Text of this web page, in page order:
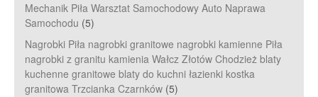
Mechanik Piła Warsztat Samochodowy Auto Naprawa
Samochodu (5)
Nagrobki Piła nagrobki granitowe nagrobki kamienne Piła
nagrobki z granitu kamienia Wałcz Złotów Chodzież blaty
kuchenne granitowe blaty do kuchni łazienki kostka
granitowa Trzcianka Czarnków (5)